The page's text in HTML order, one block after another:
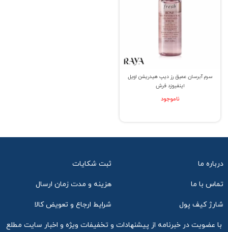
سرم آبرسان عمیق رز دیپ هیدریشن اویل
اینفیوزد فرش
ناموجود
درباره ما ثبت شکایات
تماس با ما هزینه و مدت زمان ارسال
شارژ کیف پول شرایط ارجاع و تعویض کالا
با عضویت در خبرنامه از پیشنهادات و تخفیفات ویژه و اخبار سایت مطلع